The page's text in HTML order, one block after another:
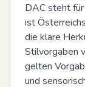
DAC steht
ist
die klare
Stilvorgaben
gelten
und